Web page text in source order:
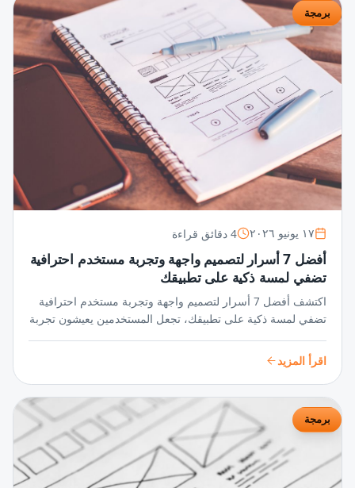
برمجة
١٧ يونيو ٢٠٢٦ 4 دقائق قراءة
أفضل 7 أسرار لتصميم واجهة وتجربة مستخدم احترافية
تضفي لمسة ذكية على تطبيقك
اكتشف أفضل 7 أسرار لتصميم واجهة وتجربة مستخدم احترافية
تضفي لمسة ذكية على تطبيقك، تجعل المستخدمين يعيشون تجربة
اقرأ المزيد
برمجة